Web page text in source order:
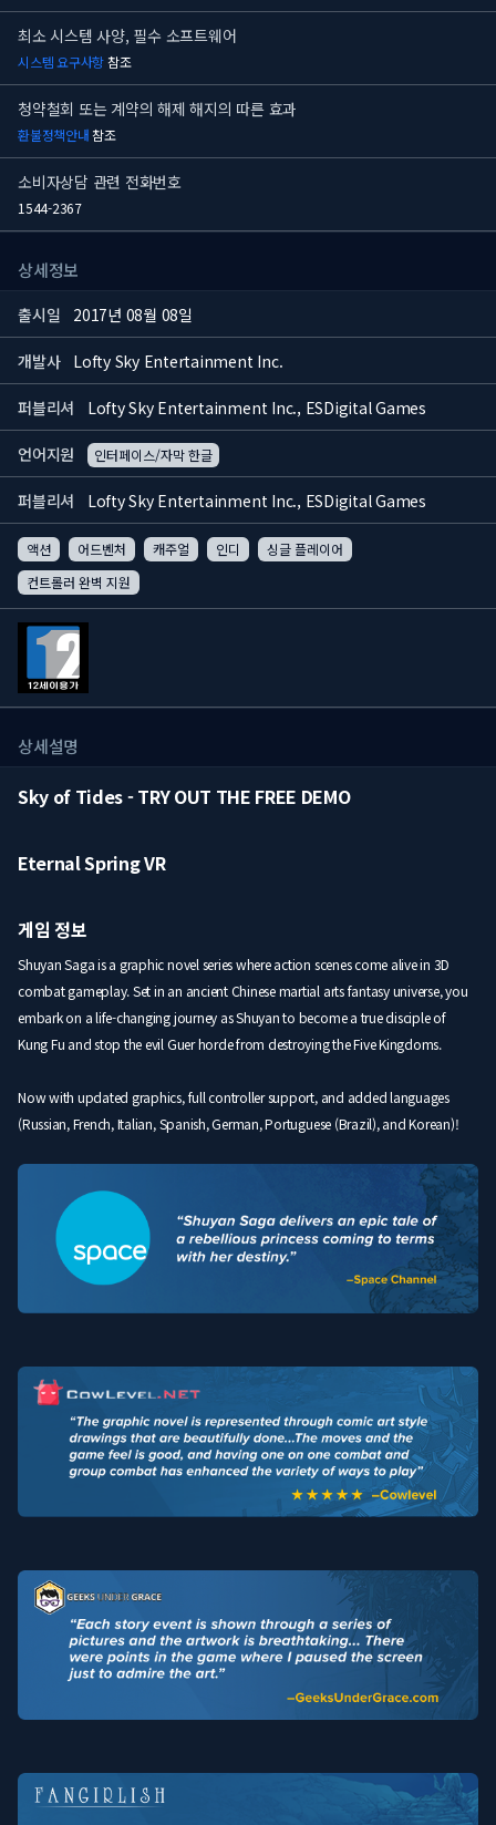
최소 시스템 사양, 필수 소프트웨어
시스템 요구사항참조
청약철회 또는 계약의 해제 해지의 따른 효과
환불정책안내참조
소비자상담 관련 전화번호
1544-2367
상세정보
출시일 2017년 08월 08일
개발사 Lofty Sky Entertainment Inc.
퍼블리셔 Lofty Sky Entertainment Inc., ESDigital Games
언어지원 인터페이스/자막 한글
퍼블리셔 Lofty Sky Entertainment Inc., ESDigital Games
액션 어드벤처 캐주얼 인디
싱글 플레이어
컨트롤러 완벽 지원
상세설명
Sky of Tides - TRY OUT THE FREE DEMO
Eternal Spring VR
게임 정보
Shuyan Saga is a graphic novel series where action scenes come alive in 3D
combat gameplay. Set in an ancient Chinese martial arts fantasy universe, you
embark on a life-changing journey as Shuyan to become a true disciple of
Kung Fu and stop the evil Guer horde from destroying the Five Kingdoms.
Now with updated graphics, full controller support, and added languages
(Russian, French, Italian, Spanish, German, Portuguese (Brazil), and Korean)!